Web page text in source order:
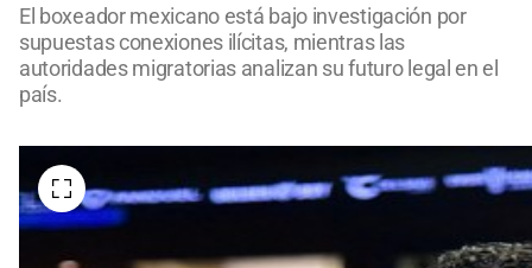
El boxeador mexicano está bajo investigación por
supuestas conexiones ilícitas, mientras las
autoridades migratorias analizan su futuro legal en el
país.